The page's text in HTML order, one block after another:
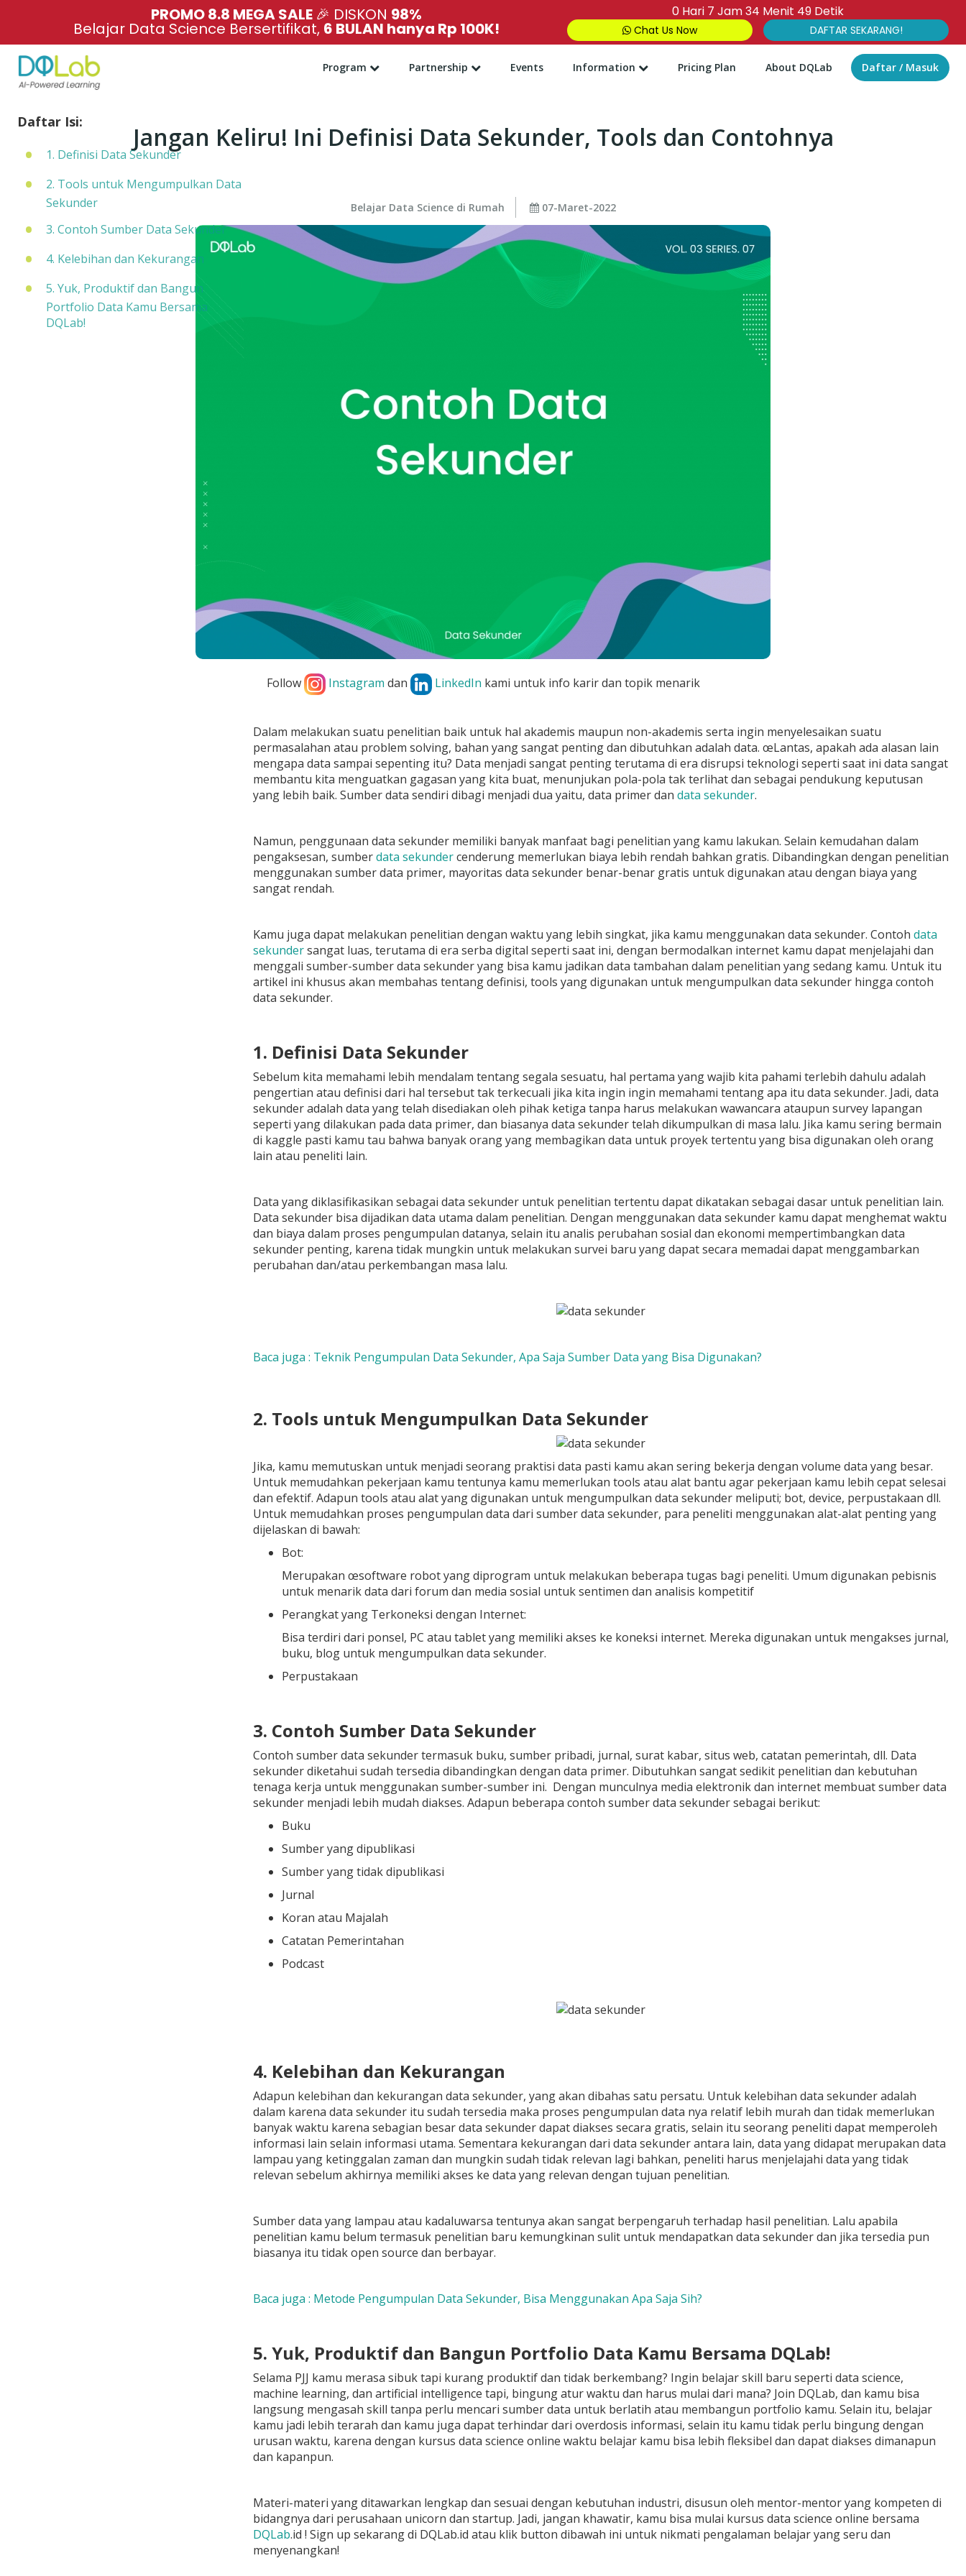
PROMO 8.8 MEGA SALE 🎉 DISKON 98%
Belajar Data Science Bersertifikat, 6 BULAN hanya Rp 100K!
0Hari 7 Jam34 Menit 48 Detik
Chat Us Now DAFTAR SEKARANG!
Program Partnership Events Information Pricing Plan About DQLab Daftar / Masuk
Jangan Keliru! Ini Definisi Data Sekunder, Tools dan Contohnya
Belajar Data Science di Rumah 07-Maret-2022
Follow Instagram dan LinkedIn kami untuk info karir dan topik menarik
Daftar Isi:
1. Definisi Data Sekunder
2. Tools untuk Mengumpulkan Data
Sekunder
3. Contoh Sumber Data Sekunder
4. Kelebihan dan Kekurangan
5. Yuk, Produktif dan Bangun
Portfolio Data Kamu Bersama
DQLab!
Dalam melakukan suatu penelitian baik untuk hal akademis maupun non-akademis serta ingin menyelesaikan suatu
permasalahan atau problem solving, bahan yang sangat penting dan dibutuhkan adalah data. œLantas, apakah ada alasan lain
mengapa data sampai sepenting itu? Data menjadi sangat penting terutama di era disrupsi teknologi seperti saat ini data sangat
membantu kita menguatkan gagasan yang kita buat, menunjukan pola-pola tak terlihat dan sebagai pendukung keputusan
yang lebih baik. Sumber data sendiri dibagi menjadi dua yaitu, data primer dan data sekunder.
Namun, penggunaan data sekunder memiliki banyak manfaat bagi penelitian yang kamu lakukan. Selain kemudahan dalam
pengaksesan, sumberdata sekundercenderung memerlukan biaya lebih rendah bahkan gratis. Dibandingkan dengan penelitian
menggunakan sumber data primer, mayoritas data sekunder benar-benar gratis untuk digunakan atau dengan biaya yang
sangat rendah.
Kamu juga dapat melakukan penelitian dengan waktu yang lebih singkat, jika kamu menggunakan data sekunder. Contoh data
sekundersangat luas, terutama di era serba digital seperti saat ini, dengan bermodalkan internet kamu dapat menjelajahi dan
menggali sumber-sumber data sekunder yang bisa kamu jadikan data tambahan dalam penelitian yang sedang kamu. Untuk itu
artikel ini khusus akan membahas tentang definisi, tools yang digunakan untuk mengumpulkan data sekunder hingga contoh
data sekunder.
1. Definisi Data Sekunder
Sebelum kita memahami lebih mendalam tentang segala sesuatu, hal pertama yang wajib kita pahami terlebih dahulu adalah
pengertian atau definisi dari hal tersebut tak terkecuali jika kita ingin ingin memahami tentang apa itu data sekunder. Jadi, data
sekunder adalah data yang telah disediakan oleh pihak ketiga tanpa harus melakukan wawancara ataupun survey lapangan
seperti yang dilakukan pada data primer, dan biasanya data sekunder telah dikumpulkan di masa lalu. Jika kamu sering bermain
di kaggle pasti kamu tau bahwa banyak orang yang membagikan data untuk proyek tertentu yang bisa digunakan oleh orang
lain atau peneliti lain.
Data yang diklasifikasikan sebagai data sekunder untuk penelitian tertentu dapat dikatakan sebagai dasar untuk penelitian lain.
Data sekunder bisa dijadikan data utama dalam penelitian. Dengan menggunakan data sekunder kamu dapat menghemat waktu
dan biaya dalam proses pengumpulan datanya, selain itu analis perubahan sosial dan ekonomi mempertimbangkan data
sekunder penting, karena tidak mungkin untuk melakukan survei baru yang dapat secara memadai dapat menggambarkan
perubahan dan/atau perkembangan masa lalu.
Baca juga : Teknik Pengumpulan Data Sekunder, Apa Saja Sumber Data yang Bisa Digunakan?
2. Tools untuk Mengumpulkan Data Sekunder
Jika, kamu memutuskan untuk menjadi seorang praktisi data pasti kamu akan sering bekerja dengan volume data yang besar.
Untuk memudahkan pekerjaan kamu tentunya kamu memerlukan tools atau alat bantu agar pekerjaan kamu lebih cepat selesai
dan efektif. Adapun tools atau alat yang digunakan untuk mengumpulkan data sekunder meliputi; bot, device, perpustakaan dll.
Untuk memudahkan proses pengumpulan data dari sumber data sekunder, para peneliti menggunakan alat-alat penting yang
dijelaskan di bawah:
Bot:
Merupakan œsoftware robot yang diprogram untuk melakukan beberapa tugas bagi peneliti. Umum digunakan pebisnis
untuk menarik data dari forum dan media sosial untuk sentimen dan analisis kompetitif
Perangkat yang Terkoneksi dengan Internet:
Bisa terdiri dari ponsel, PC atau tablet yang memiliki akses ke koneksi internet. Mereka digunakan untuk mengakses jurnal,
buku, blog untuk mengumpulkan data sekunder.
Perpustakaan
3. Contoh Sumber Data Sekunder
Contoh sumber data sekunder termasuk buku, sumber pribadi, jurnal, surat kabar, situs web, catatan pemerintah, dll. Data
sekunder diketahui sudah tersedia dibandingkan dengan data primer. Dibutuhkan sangat sedikit penelitian dan kebutuhan
tenaga kerja untuk menggunakan sumber-sumber ini. Dengan munculnya media elektronik dan internet membuat sumber data
sekunder menjadi lebih mudah diakses. Adapun beberapa contoh sumber data sekunder sebagai berikut:
Buku
Sumber yang dipublikasi
Sumber yang tidak dipublikasi
Jurnal
Koran atau Majalah
Catatan Pemerintahan
Podcast
4. Kelebihan dan Kekurangan
Adapun kelebihan dan kekurangan data sekunder, yang akan dibahas satu persatu. Untuk kelebihan data sekunder adalah
dalam karena data sekunder itu sudah tersedia maka proses pengumpulan data nya relatif lebih murah dan tidak memerlukan
banyak waktu karena sebagian besar data sekunder dapat diakses secara gratis, selain itu seorang peneliti dapat memperoleh
informasi lain selain informasi utama. Sementara kekurangan dari data sekunder antara lain, data yang didapat merupakan data
lampau yang ketinggalan zaman dan mungkin sudah tidak relevan lagi bahkan, peneliti harus menjelajahi data yang tidak
relevan sebelum akhirnya memiliki akses ke data yang relevan dengan tujuan penelitian.
Sumber data yang lampau atau kadaluwarsa tentunya akan sangat berpengaruh terhadap hasil penelitian. Lalu apabila
penelitian kamu belum termasuk penelitian baru kemungkinan sulit untuk mendapatkan data sekunder dan jika tersedia pun
biasanya itu tidak open source dan berbayar.
Baca juga : Metode Pengumpulan Data Sekunder, Bisa Menggunakan Apa Saja Sih?
5. Yuk, Produktif dan Bangun Portfolio Data Kamu Bersama DQLab!
Selama PJJ kamu merasa sibuk tapi kurang produktif dan tidak berkembang? Ingin belajar skill baru seperti data science,
machine learning, dan artificial intelligence tapi, bingung atur waktu dan harus mulai dari mana? Join DQLab, dan kamu bisa
langsung mengasah skill tanpa perlu mencari sumber data untuk berlatih atau membangun portfolio kamu. Selain itu, belajar
kamu jadi lebih terarah dan kamu juga dapat terhindar dari overdosis informasi, selain itu kamu tidak perlu bingung dengan
urusan waktu, karena dengan kursus data science online waktu belajar kamu bisa lebih fleksibel dan dapat diakses dimanapun
dan kapanpun.
Materi-materi yang ditawarkan lengkap dan sesuai dengan kebutuhan industri, disusun oleh mentor-mentor yang kompeten di
bidangnya dari perusahaan unicorn dan startup. Jadi, jangan khawatir, kamu bisa mulai kursus data science online bersama
DQLab.id ! Sign up sekarang di DQLab.id atau klik button dibawah ini untuk nikmati pengalaman belajar yang seru dan
menyenangkan!